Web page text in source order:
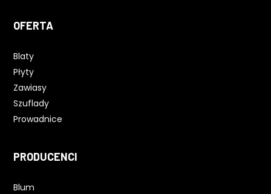
OFERTA
Blaty
Płyty
Zawiasy
Szuflady
Prowadnice
PRODUCENCI
Blum